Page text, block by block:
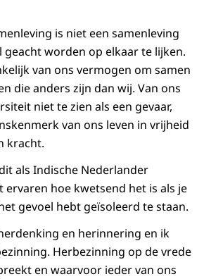
is niet een samenleving
geacht worden op elkaar te lijken.
van ons vermogen om samen
die anders zijn dan wij. Van ons
niet te zien als een gevaar,
van ons leven in vrijheid
kracht.
als Indische Nederlander
ervaren hoe kwetsend het is als je
gevoel hebt geïsoleerd te staan.
en herinnering en ik
Herbezinning op de vrede
en waarvoor ieder van ons